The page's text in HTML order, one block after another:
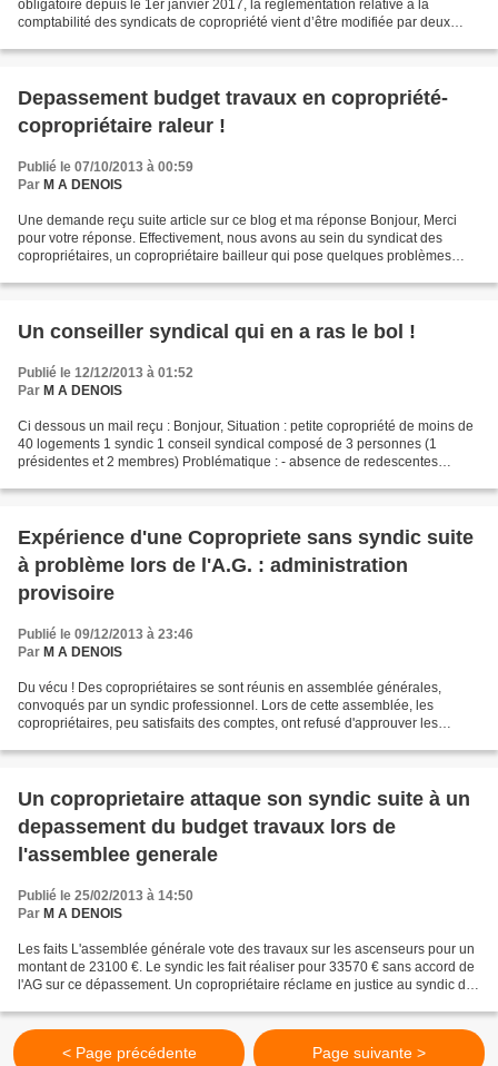
obligatoire depuis le 1er janvier 2017, la règlementation relative à la
comptabilité des syndicats de copropriété vient d’être modifiée par deux
Depassement budget travaux en copropriété-
copropriétaire raleur !
Publié le 07/10/2013 à 00:59
Par M A DENOIS
Une demande reçu suite article sur ce blog et ma réponse Bonjour, Merci
pour votre réponse. Effectivement, nous avons au sein du syndicat des
copropriétaires, un copropriétaire bailleur qui pose quelques problèmes
Un conseiller syndical qui en a ras le bol !
Publié le 12/12/2013 à 01:52
Par M A DENOIS
Ci dessous un mail reçu : Bonjour, Situation : petite copropriété de moins de
40 logements 1 syndic 1 conseil syndical composé de 3 personnes (1
présidentes et 2 membres) Problématique : - absence de redescentes
Expérience d'une Copropriete sans syndic suite
à problème lors de l'A.G. : administration
provisoire
Publié le 09/12/2013 à 23:46
Par M A DENOIS
Du vécu ! Des copropriétaires se sont réunis en assemblée générales,
convoqués par un syndic professionnel. Lors de cette assemblée, les
copropriétaires, peu satisfaits des comptes, ont refusé d'approuver les
Un coproprietaire attaque son syndic suite à un
depassement du budget travaux lors de
l'assemblee generale
Publié le 25/02/2013 à 14:50
Par M A DENOIS
Les faits L'assemblée générale vote des travaux sur les ascenseurs pour un
montant de 23100 €. Le syndic les fait réaliser pour 33570 € sans accord de
l'AG sur ce dépassement. Un copropriétaire réclame en justice au syndic des
< Page précédente Page suivante >